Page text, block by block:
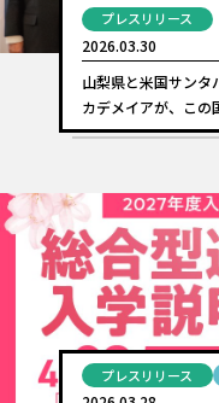
プレスリリース
2026.03.30
山梨県と米国サンタ
カデメイアが、この
プレスリリース